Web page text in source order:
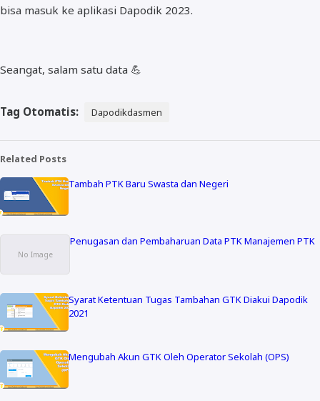
bisa masuk ke aplikasi Dapodik 2023.
Seangat, salam satu data 💪
Tag Otomatis: Dapodikdasmen
Related Posts
Tambah PTK Baru Swasta dan Negeri
Penugasan dan Pembaharuan Data PTK Manajemen PTK
Syarat Ketentuan Tugas Tambahan GTK Diakui Dapodik
2021
Mengubah Akun GTK Oleh Operator Sekolah (OPS)